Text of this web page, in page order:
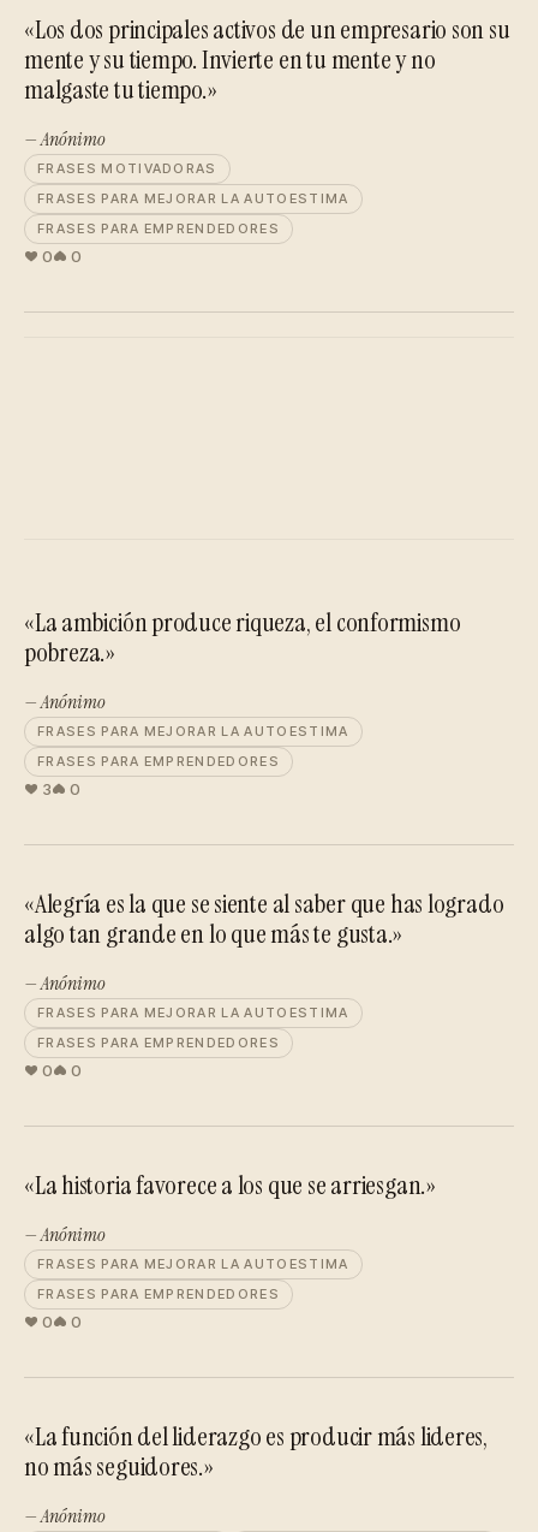
«Los dos principales activos de un empresario son su
mente y su tiempo. Invierte en tu mente y no
malgaste tu tiempo.»
— Anónimo
FRASES MOTIVADORAS
FRASES PARA MEJORAR LA AUTOESTIMA
FRASES PARA EMPRENDEDORES
0 0
«La ambición produce riqueza, el conformismo
pobreza.»
— Anónimo
FRASES PARA MEJORAR LA AUTOESTIMA
FRASES PARA EMPRENDEDORES
3 0
«Alegría es la que se siente al saber que has logrado
algo tan grande en lo que más te gusta.»
— Anónimo
FRASES PARA MEJORAR LA AUTOESTIMA
FRASES PARA EMPRENDEDORES
0 0
«La historia favorece a los que se arriesgan.»
— Anónimo
FRASES PARA MEJORAR LA AUTOESTIMA
FRASES PARA EMPRENDEDORES
0 0
«La función del liderazgo es producir más lideres,
no más seguidores.»
— Anónimo